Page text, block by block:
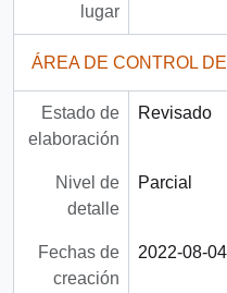
lugar
ÁREA DE CONTROL
Estado de
elaboración
Revisado
Nivel de
detalle
Parcial
Fechas de
creación
2022-08-04